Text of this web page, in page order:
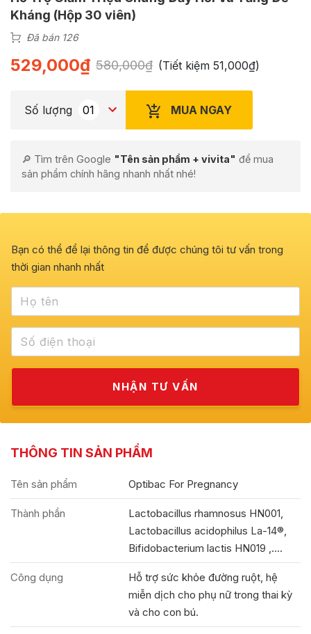
Kháng (Hộp 30 viên)
Đã bán 126
580,000₫
529,000₫ (Tiết kiệm 51,000₫)
Số lượng MUA NGAY
🔎 Tìm trên Google "Tên sản phẩm + vivita" để mua
sản phẩm chính hãng nhanh nhất nhé!
Bạn có thể để lại thông tin để được chúng tôi tư vấn trong
thời gian nhanh nhất
THÔNG TIN SẢN PHẨM
Tên sản phẩm Optibac For Pregnancy
Thành phần
Lactobacillus rhamnosus HN001,
Lactobacillus acidophilus La-14®,
Bifidobacterium lactis HN019 ,....
Công dụng
Hỗ trợ sức khỏe đường ruột, hệ
miễn dịch cho phụ nữ trong thai kỳ
và cho con bú.